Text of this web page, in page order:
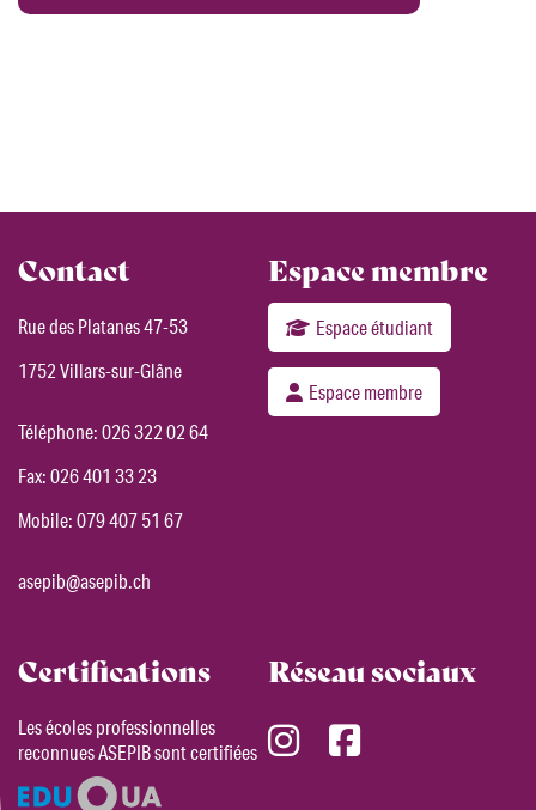
Contact
Rue des Platanes 47-53
1752 Villars-sur-Glâne
Téléphone:026 322 02 64
Fax: 026 401 33 23
Mobile:079 407 51 67
asepib@asepib.ch
Espace membre
Espace étudiant
Espace membre
Certifications
Les écoles professionnelles
reconnues ASEPIB sont certifiées
Réseau sociaux